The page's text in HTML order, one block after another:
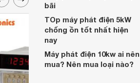
bãi
TOp máy phát điện 5kW
chống ồn tốt nhất hiện
nay
Máy phát điện 10kw ai nên
mua? Nên mua loại nào?